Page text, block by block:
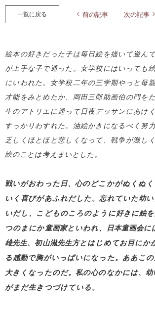
一覧に戻る 前の記事 次の記事
絵本の好きだった子は毎日絵を描いて遊ん
が上手な子で通った。女学校にはいっても
にいわれた。女学校二年の三学期やっと母
才能をみとめたか、岡田三郎助画伯の門を
生のアトリエに通って日夜デッサンにあけ
すっかりわすれた。油絵かきになるべく努
乏しくほとほと悲しくなって、戦争が激し
絵のことは考えまいとした。
戦いがおわった日、心のどこかがぬくぬ
いく喜びがあふれだした。忘れていた幼
いだし、こどものころのように好きに絵
つのまにか童画家といわれ、日本童画会に
雄先生、初山滋先生方とはじめてお目にか
る感動で胸がいっぱいになった。ああこ
大きくなったのだ。私の心のなかには、
がまだ生きつづけている。